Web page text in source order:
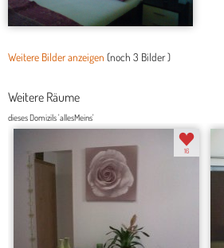
Weitere Bilder anzeigen (noch 3 Bilder)
Weitere Räume
dieses Domizils 'allesMeins'
16